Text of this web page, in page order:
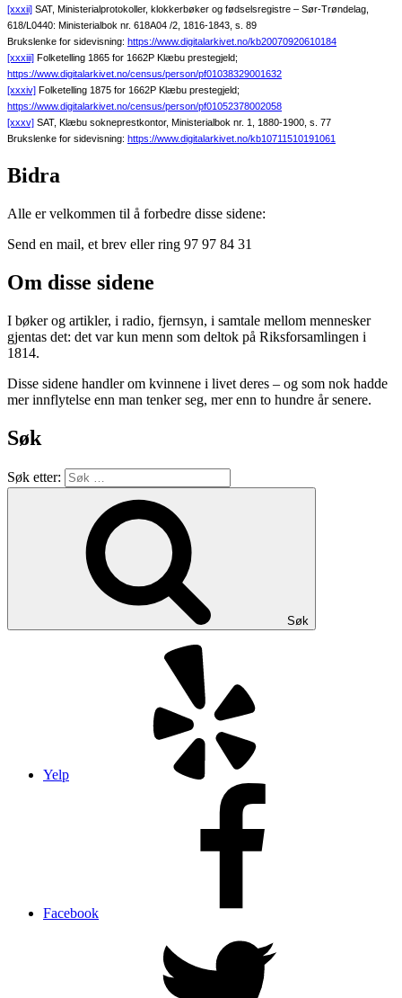
[xxxii] SAT, Ministerialprotokoller, klokkerbøker og fødselsregistre – Sør-Trøndelag,
618/L0440: Ministerialbok nr. 618A04 /2, 1816-1843, s. 89
Brukslenke for sidevisning: https://www.digitalarkivet.no/kb20070920610184
[xxxiii] Folketelling 1865 for 1662P Klæbu prestegjeld;
https://www.digitalarkivet.no/census/person/pf01038329001632
[xxxiv] Folketelling 1875 for 1662P Klæbu prestegjeld;
https://www.digitalarkivet.no/census/person/pf01052378002058
[xxxv] SAT, Klæbu sokneprestkontor, Ministerialbok nr. 1, 1880-1900, s. 77
Brukslenke for sidevisning: https://www.digitalarkivet.no/kb10711510191061
Bidra
Alle er velkommen til å forbedre disse sidene:
Send en mail, et brev eller ring 97 97 84 31
Om disse sidene
I bøker og artikler, i radio, fjernsyn, i samtale mellom mennesker
gjentas det: det var kun menn som deltok på Riksforsamlingen i
1814.
Disse sidene handler om kvinnene i livet deres – og som nok hadde
mer innflytelse enn man tenker seg, mer enn to hundre år senere.
Søk
Søk etter:
Søk
Yelp
Facebook